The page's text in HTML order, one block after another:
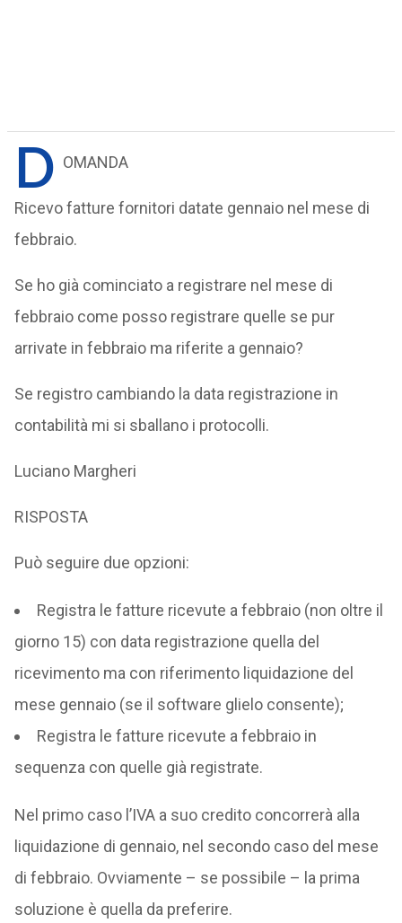
D OMANDA
Ricevo fatture fornitori datate gennaio nel mese di
febbraio.
Se ho già cominciato a registrare nel mese di
febbraio come posso registrare quelle se pur
arrivate in febbraio ma riferite a gennaio?
Se registro cambiando la data registrazione in
contabilità mi si sballano i protocolli.
Luciano Margheri
RISPOSTA
Può seguire due opzioni:
Registra le fatture ricevute a febbraio (non oltre il
giorno 15) con data registrazione quella del
ricevimento ma con riferimento liquidazione del
mese gennaio (se il software glielo consente);
Registra le fatture ricevute a febbraio in
sequenza con quelle già registrate.
Nel primo caso l’IVA a suo credito concorrerà alla
liquidazione di gennaio, nel secondo caso del mese
di febbraio. Ovviamente – se possibile – la prima
soluzione è quella da preferire.